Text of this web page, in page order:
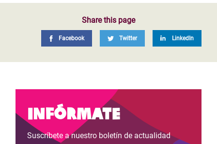
Share this page
Facebook Twitter LinkedIn
Infórmate
Suscríbete a nuestro boletín de actualidad